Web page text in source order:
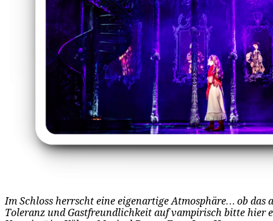
Im Schloss herrscht eine eigenartige Atmosphäre… ob das
Toleranz und Gastfreundlichkeit auf vampirisch bitte hier